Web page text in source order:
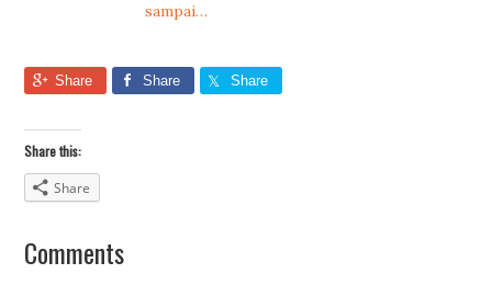
sampai…
Share Share Share
Share this:
Share
Comments